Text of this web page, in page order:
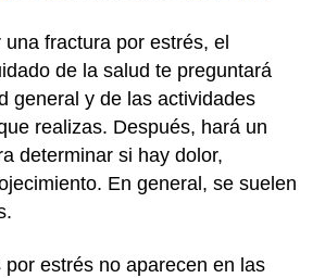
fractura por estrés, el
de la salud te preguntará
general y de las actividades
realizas. Después, hará un
determinar si hay dolor,
En general, se suelen
estrés no aparecen en las